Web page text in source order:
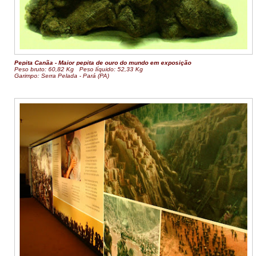
Pepita Canãa - Maior pepita de ouro do mundo em exposição
Peso bruto: 60,82 Kg Peso líquido: 52,33 Kg
Garimpo: Serra Pelada - Pará (PA)